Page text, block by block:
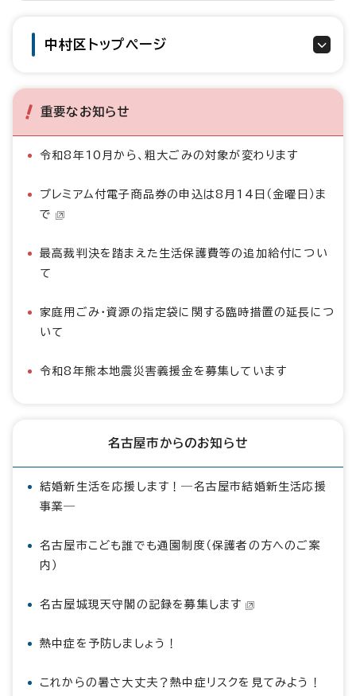
中村区トップページ
重要なお知らせ
令和8年10月から、粗大ごみの対象が変わります
プレミアム付電子商品券の申込は8月14日（金曜日）ま
で
最高裁判決を踏まえた生活保護費等の追加給付につい
て
家庭用ごみ・資源の指定袋に関する臨時措置の延長につ
いて
令和8年熊本地震災害義援金を募集しています
名古屋市からのお知らせ
結婚新生活を応援します！―名古屋市結婚新生活応援
事業―
名古屋市こども誰でも通園制度（保護者の方へのご案
内）
名古屋城現天守閣の記録を募集します
熱中症を予防しましょう！
これからの暑さ大丈夫？熱中症リスクを見てみよう！